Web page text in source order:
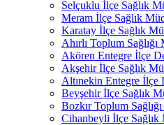
Selçuklu İlçe Sağlık
Meram İlçe Sağlık
Karatay İlçe Sağlık
Ahırlı Toplum Sağlığı
Akören Entegre İlçe
Akşehir İlçe Sağlık
Altınekin Entegre İlçe
Beyşehir İlçe Sağlık
Bozkır Toplum
Cihanbeyli İlçe Sağlık